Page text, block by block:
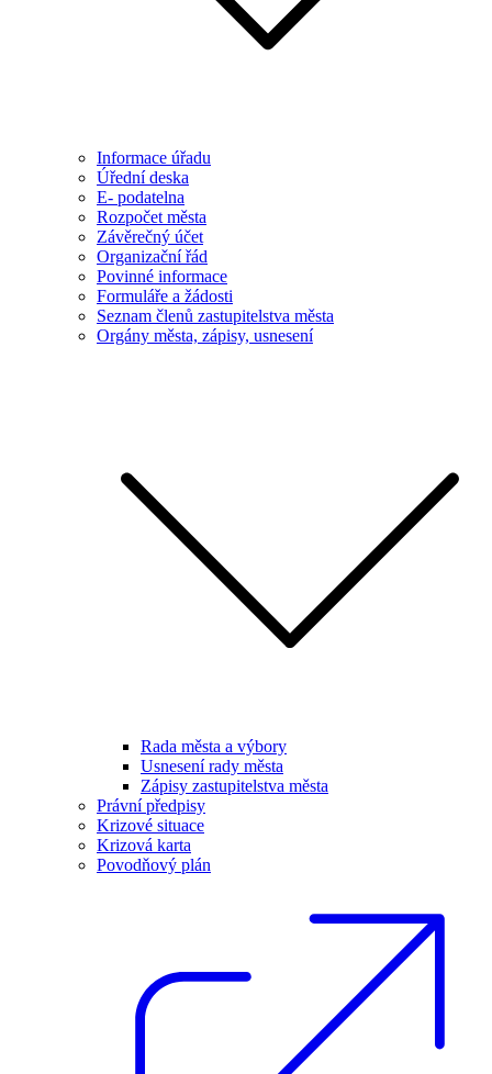
Informace úřadu
Úřední deska
E- podatelna
Rozpočet města
Závěrečný účet
Organizační řád
Povinné informace
Formuláře a žádosti
Seznam členů zastupitelstva města
Orgány města, zápisy, usnesení
Rada města a výbory
Usnesení rady města
Zápisy zastupitelstva města
Právní předpisy
Krizové situace
Krizová karta
Povodňový plán